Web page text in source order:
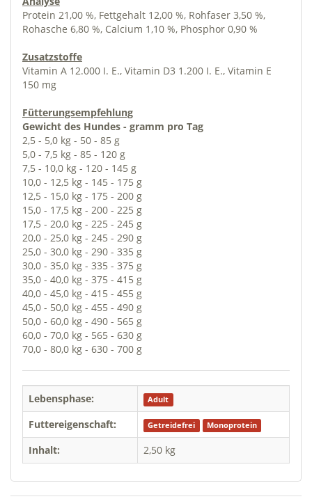
Protein 21,00 %, Fettgehalt 12,00 %, Rohfaser 3,50 %,
Rohasche 6,80 %, Calcium 1,10 %, Phosphor 0,90 %
Zusatzstoffe
Vitamin A 12.000 I. E., Vitamin D3 1.200 I. E., Vitamin E
150 mg
Fütterungsempfehlung
Gewicht des Hundes - gramm pro Tag
2,5 - 5,0 kg - 50 - 85 g
5,0 - 7,5 kg - 85 - 120 g
7,5 - 10,0 kg - 120 - 145 g
10,0 - 12,5 kg - 145 - 175 g
12,5 - 15,0 kg - 175 - 200 g
15,0 - 17,5 kg - 200 - 225 g
17,5 - 20,0 kg - 225 - 245 g
20,0 - 25,0 kg - 245 - 290 g
25,0 - 30,0 kg - 290 - 335 g
30,0 - 35,0 kg - 335 - 375 g
35,0 - 40,0 kg - 375 - 415 g
40,0 - 45,0 kg - 415 - 455 g
45,0 - 50,0 kg - 455 - 490 g
50,0 - 60,0 kg - 490 - 565 g
60,0 - 70,0 kg - 565 - 630 g
70,0 - 80,0 kg - 630 - 700 g
Lebensphase: Adult
Futtereigenschaft: Getreidefrei Monoprotein
Inhalt: 2,50 kg